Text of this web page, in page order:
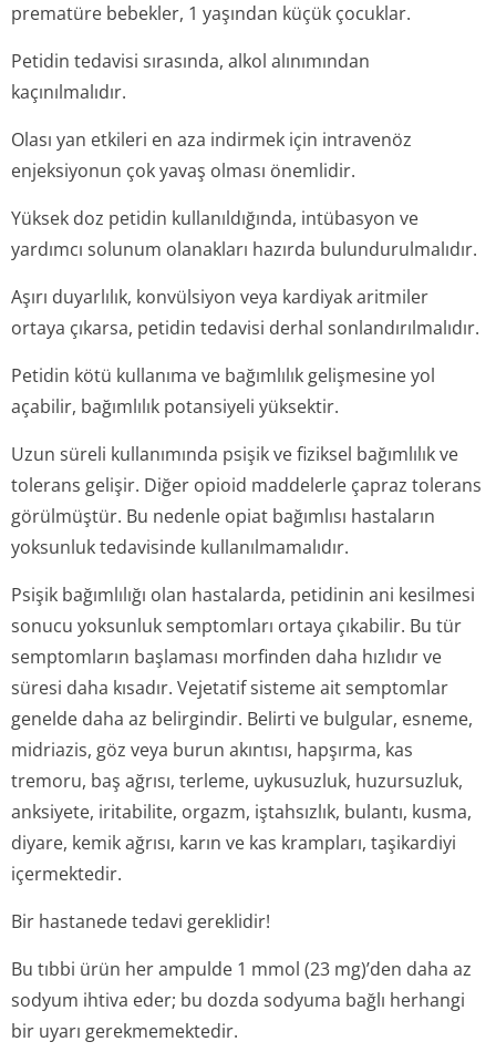
prematüre bebekler, 1 yaşından küçük çocuklar.
Petidin tedavisi sırasında, alkol alınımından
kaçınılmalıdır.
Olası yan etkileri en aza indirmek için intravenöz
enjeksiyonun çok yavaş olması önemlidir.
Yüksek doz petidin kullanıldığında, intübasyon ve
yardımcı solunum olanakları hazırda bulundurulmalıdır.
Aşırı duyarlılık, konvülsiyon veya kardiyak aritmiler
ortaya çıkarsa, petidin tedavisi derhal sonlandırılmalıdır.
Petidin kötü kullanıma ve bağımlılık gelişmesine yol
açabilir, bağımlılık potansiyeli yüksektir.
Uzun süreli kullanımında psişik ve fiziksel bağımlılık ve
tolerans gelişir. Diğer opioid maddelerle çapraz tolerans
görülmüştür. Bu nedenle opiat bağımlısı hastaların
yoksunluk tedavisinde kullanılmamalıdır.
Psişik bağımlılığı olan hastalarda, petidinin ani kesilmesi
sonucu yoksunluk semptomları ortaya çıkabilir. Bu tür
semptomların başlaması morfinden daha hızlıdır ve
süresi daha kısadır. Vejetatif sisteme ait semptomlar
genelde daha az belirgindir. Belirti ve bulgular, esneme,
midriazis, göz veya burun akıntısı, hapşırma, kas
tremoru, baş ağrısı, terleme, uykusuzluk, huzursuzluk,
anksiyete, iritabilite, orgazm, iştahsızlık, bulantı, kusma,
diyare, kemik ağrısı, karın ve kas krampları, taşikardiyi
içermektedir.
Bir hastanede tedavi gereklidir!
Bu tıbbi ürün her ampulde 1 mmol (23 mg)’den daha az
sodyum ihtiva eder; bu dozda sodyuma bağlı herhangi
bir uyarı gerekmemektedir.